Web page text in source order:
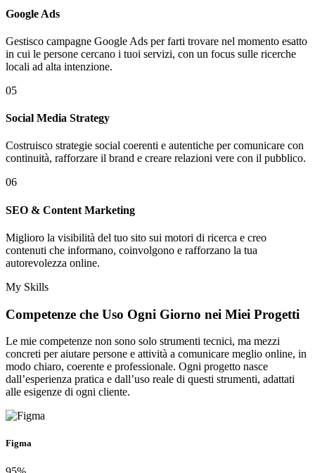
Google Ads
Gestisco campagne Google Ads per farti trovare nel momento esatto
in cui le persone cercano i tuoi servizi, con un focus sulle ricerche
locali ad alta intenzione.
05
Social Media Strategy
Costruisco strategie social coerenti e autentiche per comunicare con
continuità, rafforzare il brand e creare relazioni vere con il pubblico.
06
SEO & Content Marketing
Miglioro la visibilità del tuo sito sui motori di ricerca e creo
contenuti che informano, coinvolgono e rafforzano la tua
autorevolezza online.
My Skills
Competenze che Uso Ogni Giorno nei Miei Progetti
Le mie competenze non sono solo strumenti tecnici, ma mezzi
concreti per aiutare persone e attività a comunicare meglio online, in
modo chiaro, coerente e professionale. Ogni progetto nasce
dall’esperienza pratica e dall’uso reale di questi strumenti, adattati
alle esigenze di ogni cliente.
Figma